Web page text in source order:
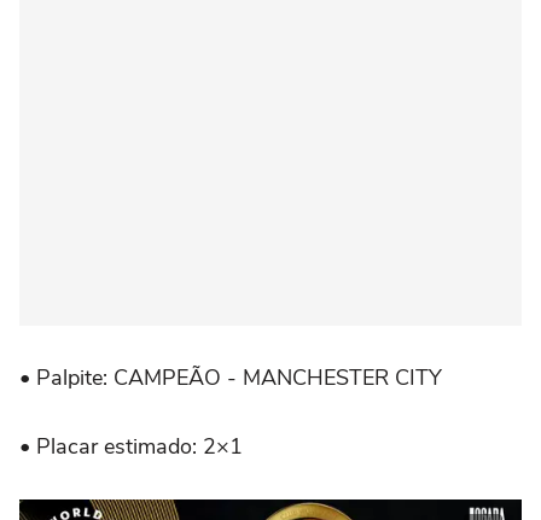
• Palpite: CAMPEÃO - MANCHESTER CITY
• Placar estimado: 2×1